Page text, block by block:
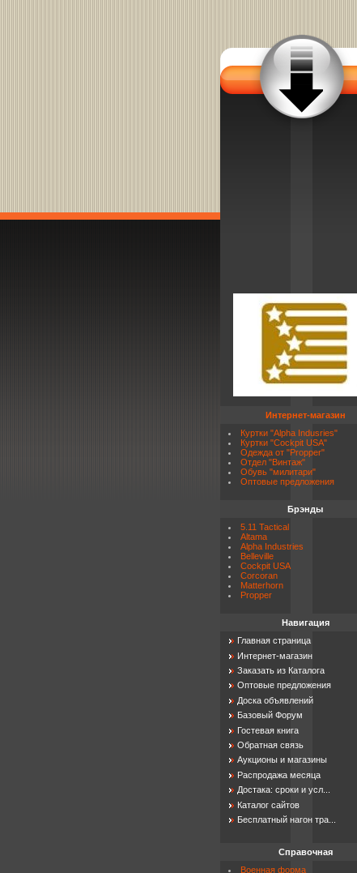
Интернет-магазин
Куртки "Alpha Indusries"
Куртки "Cockpit USA"
Одежда от "Propper"
Отдел "Винтаж"
Обувь "милитари"
Оптовые предложения
Брэнды
5.11 Tactical
Altama
Alpha Industries
Belleville
Cockpit USA
Corcoran
Matterhorn
Propper
Навигация
Главная страница
Интернет-магазин
Заказать из Каталога
Оптовые предложения
Доска объявлений
Базовый Форум
Гостевая книга
Обратная связь
Аукционы и магазины
Распродажа месяца
Достака: сроки и усл...
Каталог сайтов
Бесплатный нагон тра...
Справочная
Военная форма